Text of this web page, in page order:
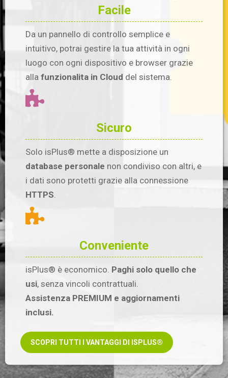
Facile
Da un pannello di controllo semplice e
intuitivo, potrai gestire la tua attività in ogni
luogo con ogni dispositivo e browser grazie
alla funzionalita in Cloud del sistema.
Sicuro
Solo isPlus® mette a disposizione un
database personale non condiviso con altri, e
i dati sono protetti grazie alla connessione
HTTPS.
Conveniente
isPlus® è economico. Paghi solo quello che
usi, senza vincoli contrattuali.
Assistenza PREMIUM e aggiornamenti
inclusi.
SCOPRI TUTTI I VANTAGGI DI ISPLUS®